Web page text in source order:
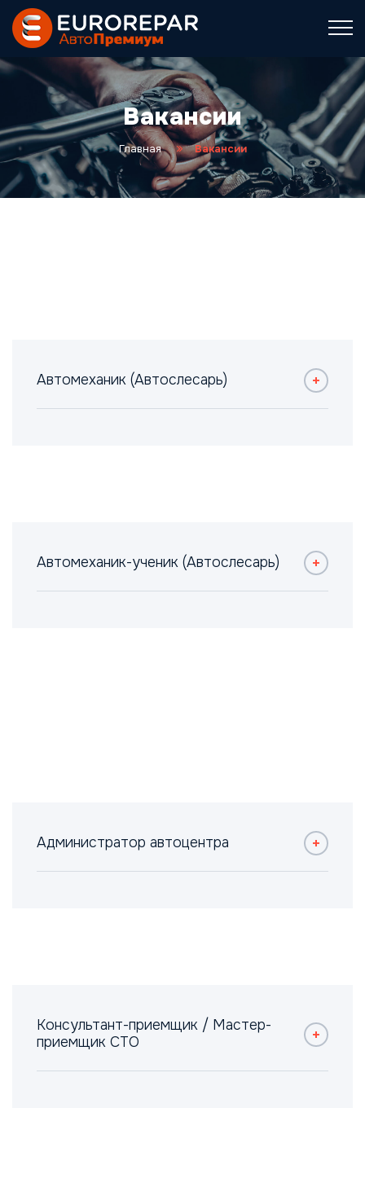
Вакансии
Главная Вакансии
Автомеханик (Автослесарь)
Автомеханик-ученик (Автослесарь)
Администратор автоцентра
Консультант-приемщик / Мастер-
приемщик СТО